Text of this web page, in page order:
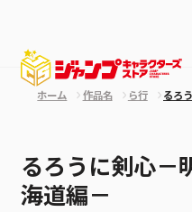
ホーム 作品名 ら行 るろ
るろうに剣心－
海道編－